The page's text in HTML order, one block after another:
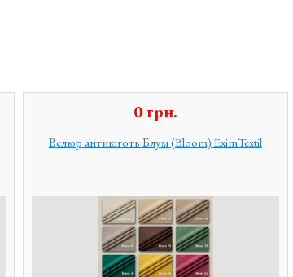
0грн.
Велюр антикіготь Блум (Bloom) EximTextil